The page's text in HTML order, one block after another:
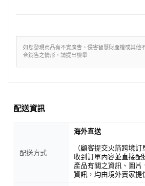
如您發現商品有不實廣告、侵害智慧財產權或其他
合銷售之情形，請提出檢舉
配送資訊
配送方式
海外直送
（顧客提交火箭跨境
收到訂單內容並直接配
產品有關之資訊、圖片
資訊，均由境外賣家提